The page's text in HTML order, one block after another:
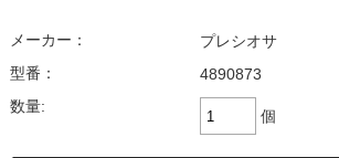
メーカー：
プレシオサ
型番：
4890873
数量:
個